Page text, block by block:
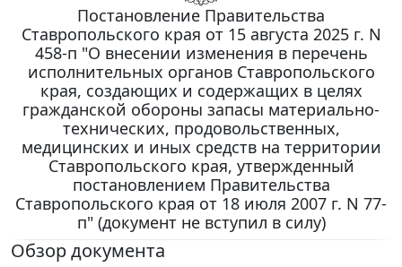
Постановление Правительства
Ставропольского края от 15 августа 2025 г. N
458-п "О внесении изменения в перечень
исполнительных органов Ставропольского
края, создающих и содержащих в целях
гражданской обороны запасы материально-
технических, продовольственных,
медицинских и иных средств на территории
Ставропольского края, утвержденный
постановлением Правительства
Ставропольского края от 18 июля 2007 г. N 77-
п" (документ не вступил в силу)
Обзор документа